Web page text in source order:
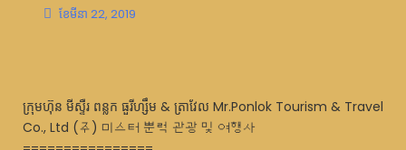
ខែ​មីនា 22, 2019
ក្រុមហ៊ុន មីស្ទឺរ ពន្លក ធួរីហ្សឹម & ត្រាវែល Mr.Ponlok Tourism & Travel
Co., Ltd (주) 미스터 뿐럭 관광 및 여행사